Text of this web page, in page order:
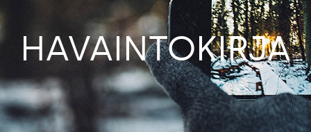
HAVAINTOKIRJA